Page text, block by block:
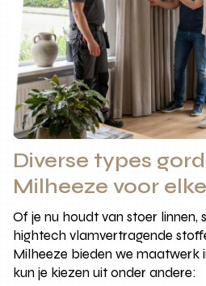
Diverse types
Milheeze voor
Of je nu houdt van stoer linnen,
hightech vlamvertragende
Milheeze bieden we maatwerk
kun je kiezen uit onder andere: